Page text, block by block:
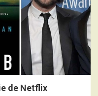
de Netflix